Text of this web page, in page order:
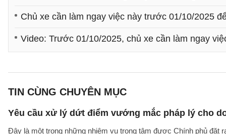
Chủ xe cần làm ngay việc này trước 01/10/2025
Video: Trước 01/10/2025, chủ xe cần làm ngay
TIN CÙNG CHUYÊN MỤC
Yêu cầu xử lý dứt điểm vướng mắc pháp lý cho
Đây là một trong những nhiệm vụ trọng tâm được Chính phủ đặt